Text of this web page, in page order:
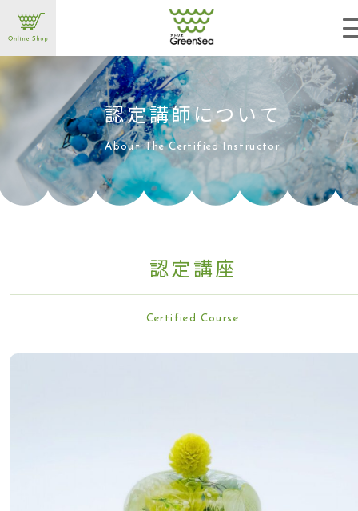
HOME私たちについて 体験レッスン講師になる お
認定講師につい て
About The Certified Instructor
認定講座
Certified Course